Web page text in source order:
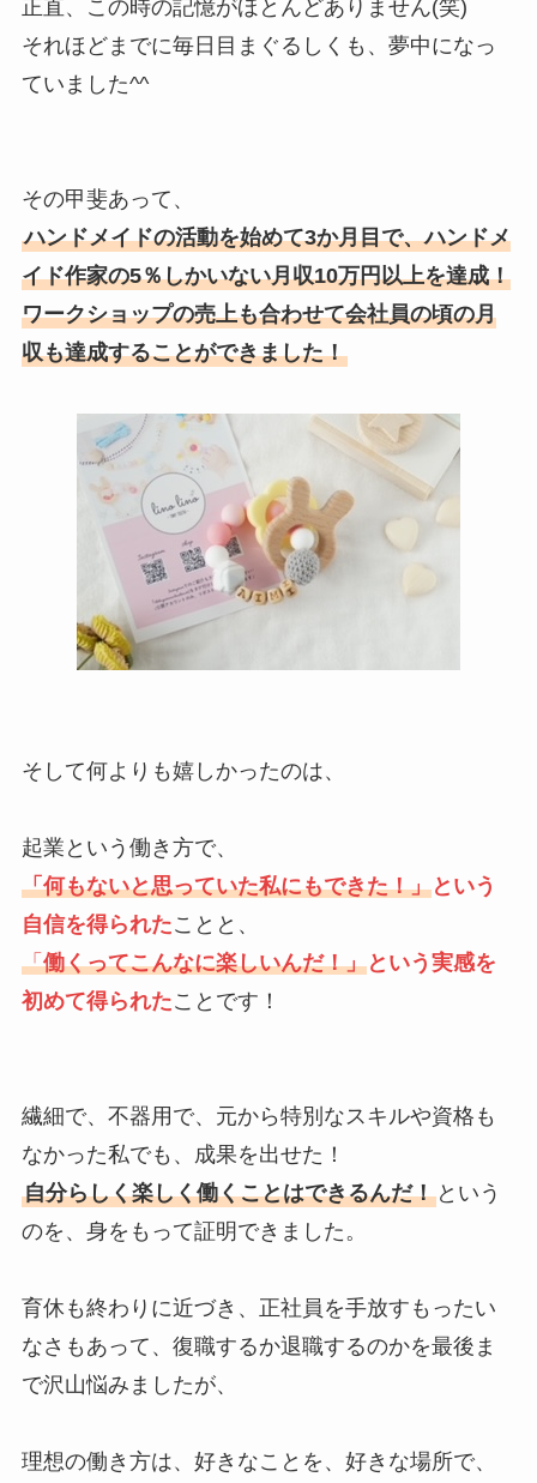
正直、この時の記憶がほとんどありません(笑)
それほどまでに毎日目まぐるしくも、夢中になっ
ていました^^
その甲斐あって、
ハンドメイドの活動を始めて3か月目で、ハンドメ
イド作家の5％しかいない月収10万円以上を達成！
ワークショップの売上も合わせて会社員の頃の月
収も達成することができました！
そして何よりも嬉しかったのは、
起業という働き方で、
「何もないと思っていた私にもできた！」という
自信を得られたことと、
「働くってこんなに楽しいんだ！」という実感を
初めて得られたことです！
繊細で、不器用で、元から特別なスキルや資格も
なかった私でも、成果を出せた！
自分らしく楽しく働くことはできるんだ！という
のを、身をもって証明できました。
育休も終わりに近づき、正社員を手放すもったい
なさもあって、復職するか退職するのかを最後ま
で沢山悩みましたが、
理想の働き方は、好きなことを、好きな場所で、